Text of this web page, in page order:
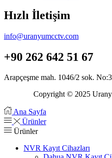
Hızlı İletişim
info@uranyumcctv.com
+90 262 642 51 67
Arapçeşme mah. 1046/2 sok.
Copyright © 2025
Ana Sayfa
Ürünler
Ürünler
NVR Kayıt Cihazları